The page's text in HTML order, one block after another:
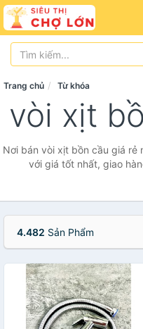
Trang chủ Từ khóa
vòi xịt
Nơi bán vòi xịt bồn cầu giá rẻ
với giá tốt nhất, giao
4.482 Sản Phẩm